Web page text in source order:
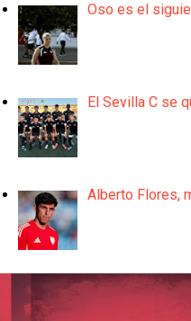
Oso es el
El Sevilla C se
Alberto Flores,